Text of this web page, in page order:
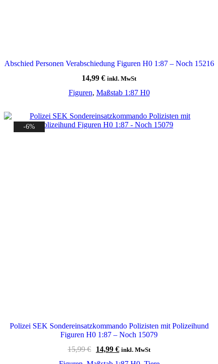
Abschied Personen Verabschiedung Figuren H0 1:87 – Noch 15216
14,99 € inkl. MwSt
Figuren, Maßstab 1:87 H0
-6%
Polizei SEK Sondereinsatzkommando Polizisten mit Polizeihund
Figuren H0 1:87 – Noch 15079
15,99€
Ursprünglicher
14,99 €Aktueller
inkl. MwSt